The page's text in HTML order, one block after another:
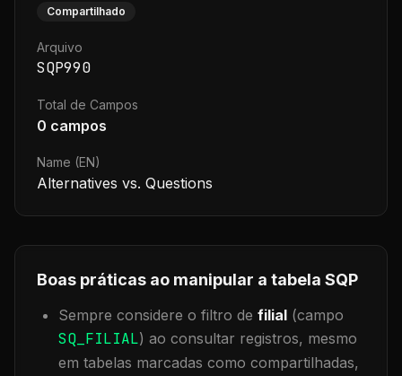
Compartilhado
Arquivo
SQP990
Total de Campos
0 campos
Name (EN)
Alternatives vs. Questions
Boas práticas ao manipular a tabela SQP
Sempre considere o filtro de filial (campo
SQ_FILIAL) ao consultar registros, mesmo
em tabelas marcadas como compartilhadas,